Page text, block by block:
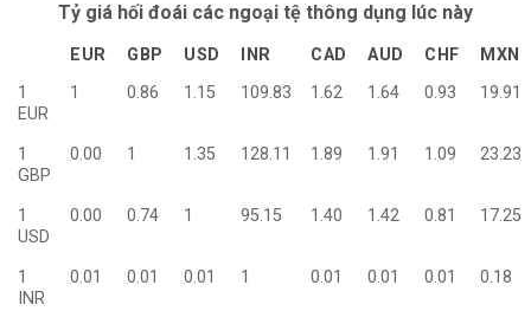
Tỷ giá hối đoái các ngoại tệ thông dụng lúc này
EUR GBP USD INR CAD AUD CHF
MXN
1
EUR
1 0.86 1.15 109.83 1.62 1.64 0.93 19.91
1
GBP
0.00 1 1.35 128.11 1.89 1.91 1.09 23.23
1
USD
0.00 0.74 1 95.15 1.40 1.42 0.81 17.25
1
INR
0.01 0.01 0.01 1 0.01 0.01 0.01 0.18